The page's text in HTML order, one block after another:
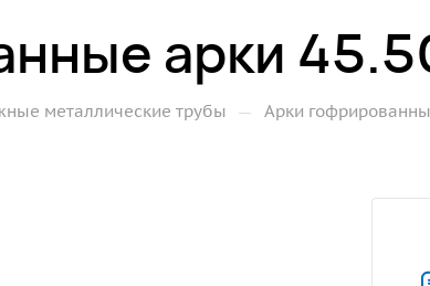
арки
металлические трубы — Арки